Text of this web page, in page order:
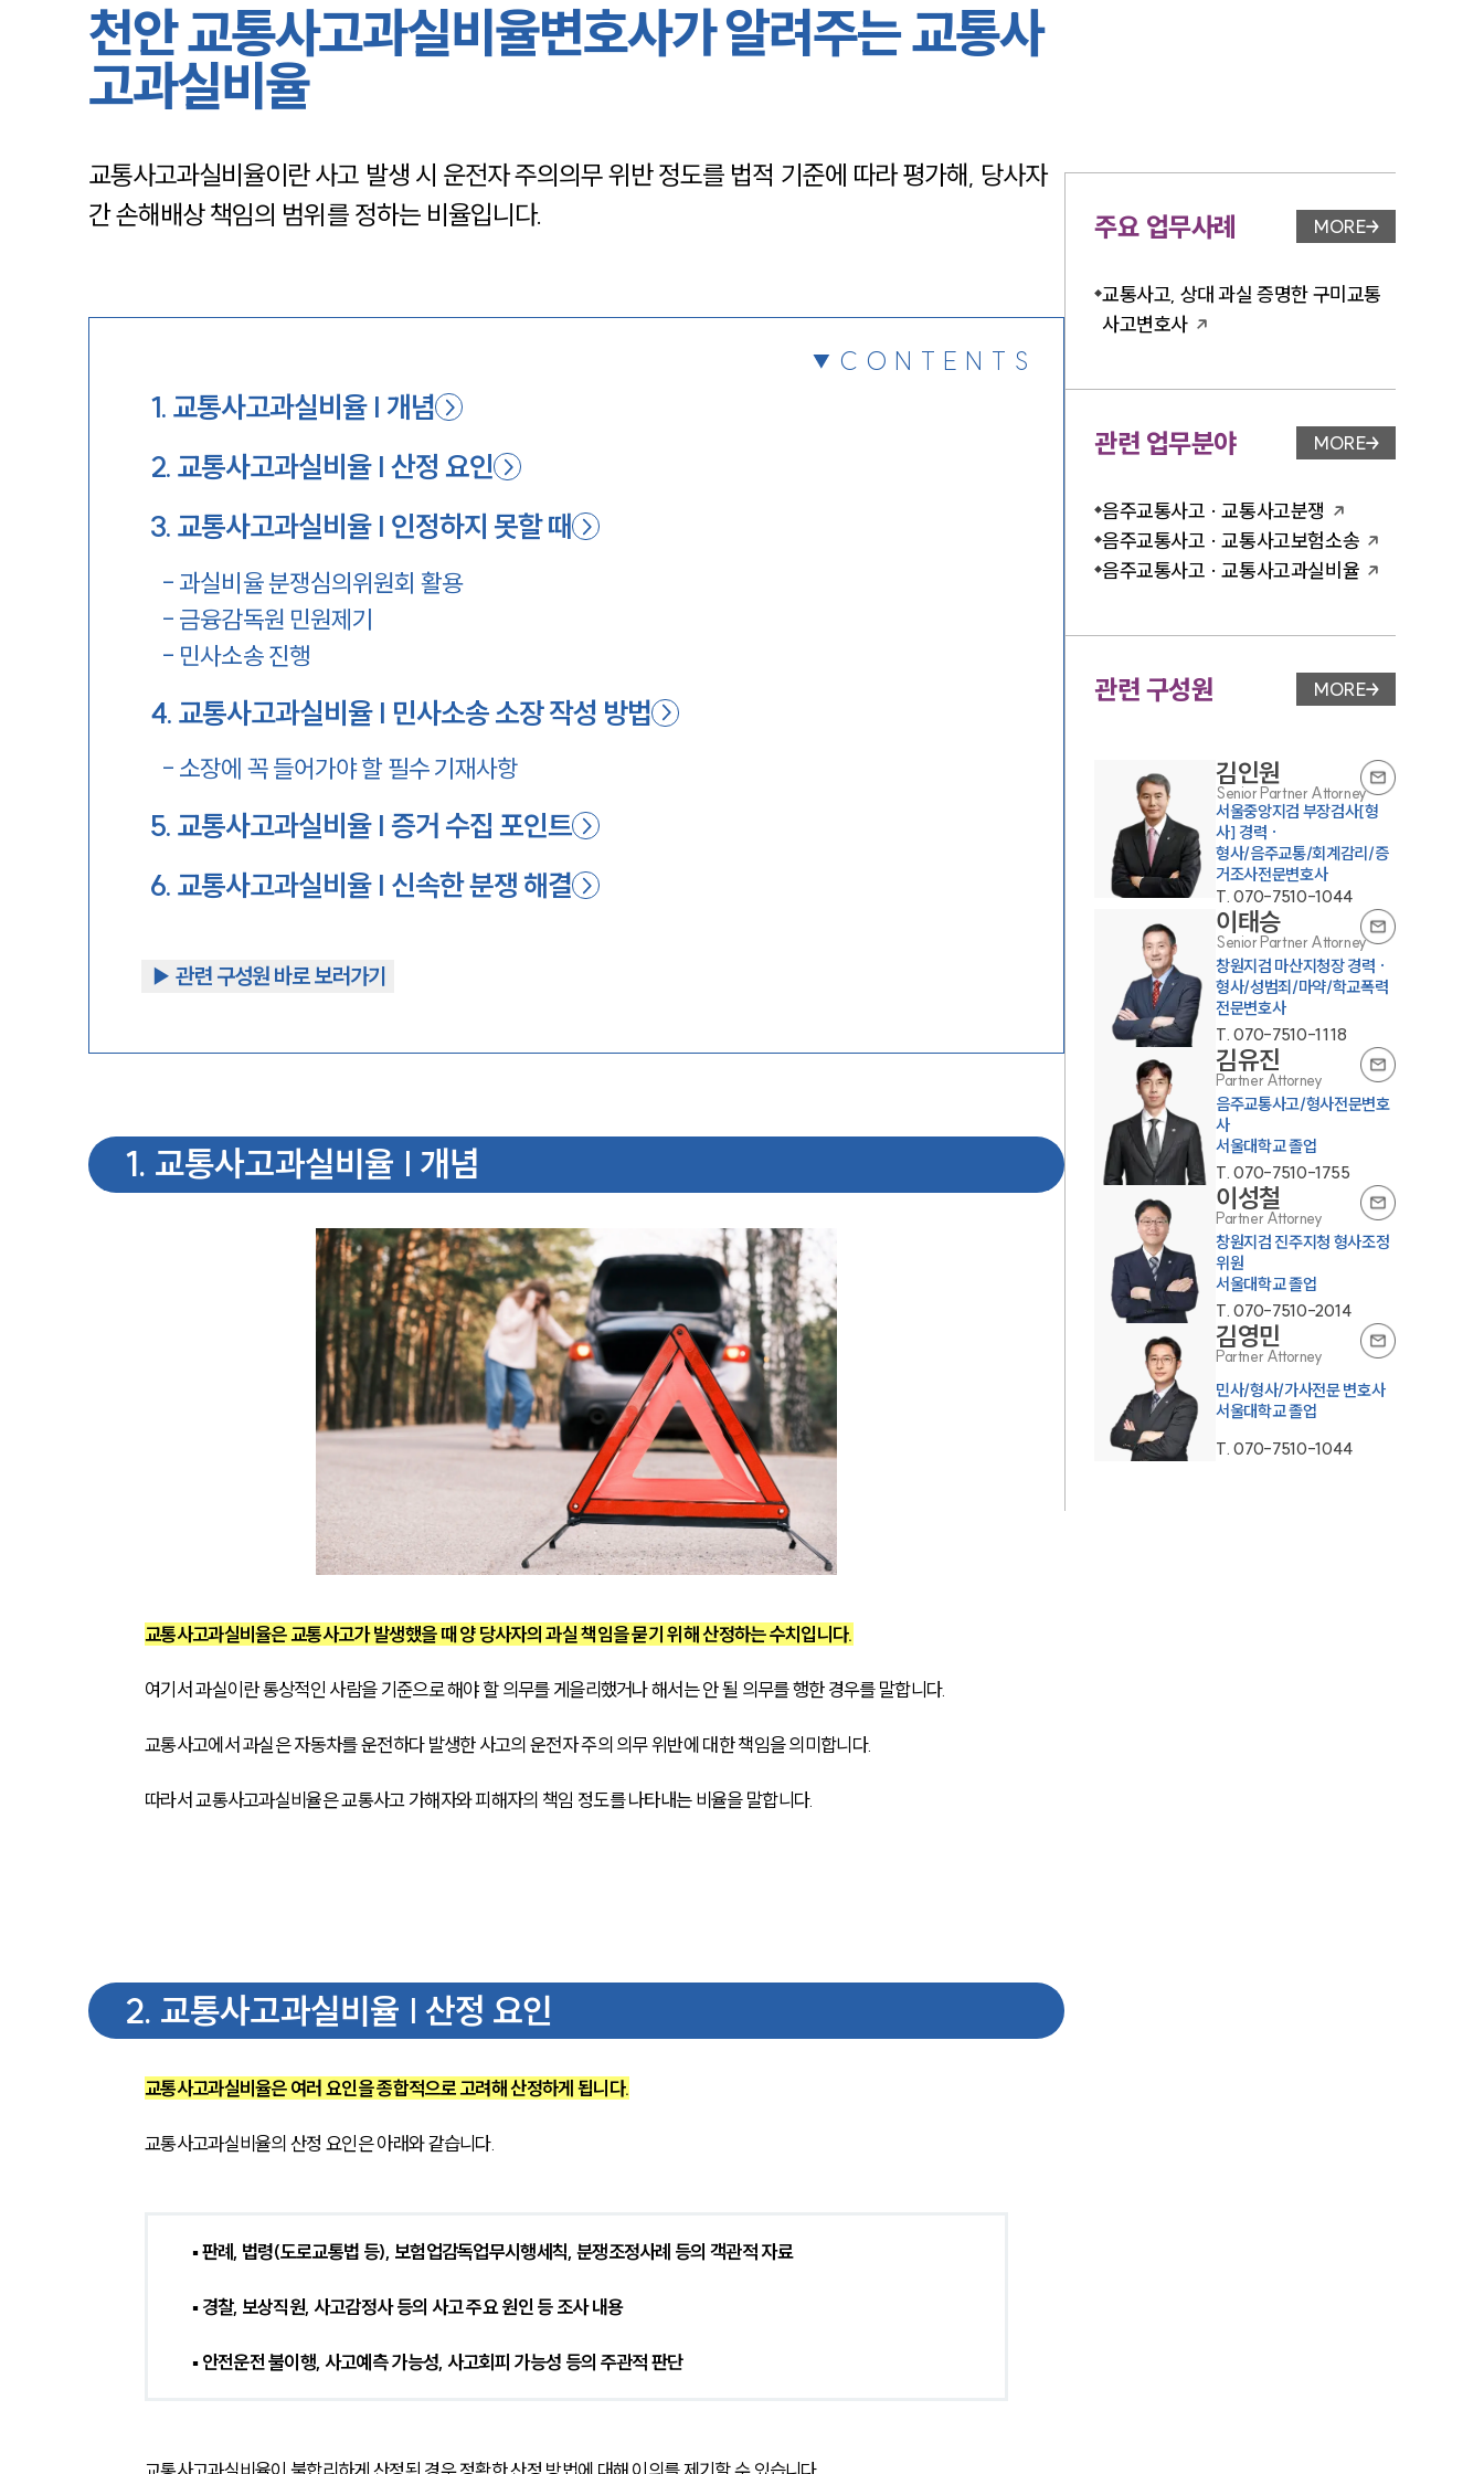
채용정보
천안 교통사고과실비율변호사가 알려주는 교통사
고과실비율
교통사고과실비율이란 사고 발생 시 운전자 주의의무 위반 정도를 법적 기준에 따라 평가해, 당사자
간 손해배상 책임의 범위를 정하는 비율입니다.
CONTENTS
1. 교통사고과실비율 | 개념
2. 교통사고과실비율 | 산정 요인
3. 교통사고과실비율 | 인정하지 못할 때
- 과실비율 분쟁심의위원회 활용
- 금융감독원 민원제기
- 민사소송 진행
4. 교통사고과실비율 | 민사소송 소장 작성 방법
- 소장에 꼭 들어가야 할 필수 기재사항
5. 교통사고과실비율 | 증거 수집 포인트
6. 교통사고과실비율 | 신속한 분쟁 해결
▶︎ 관련 구성원 바로 보러가기
1. 교통사고과실비율 | 개념
교통사고과실비율은 교통사고가 발생했을 때 양 당사자의 과실 책임을 묻기 위해 산정하는 수치입니다.
여기서 과실이란 통상적인 사람을 기준으로 해야 할 의무를 게을리했거나 해서는 안 될 의무를 행한 경우를 말합니다.
교통사고에서 과실은 자동차를 운전하다 발생한 사고의 운전자 주의 의무 위반에 대한 책임을 의미합니다.
따라서 교통사고과실비율은 교통사고 가해자와 피해자의 책임 정도를 나타내는 비율을 말합니다.
2. 교통사고과실비율 | 산정 요인
교통사고과실비율은 여러 요인을 종합적으로 고려해 산정하게 됩니다.
교통사고과실비율의 산정 요인은 아래와 같습니다.
▪ 판례, 법령(도로교통법 등), 보험업감독업무시행세칙, 분쟁조정사례 등의 객관적 자료
▪ 경찰, 보상직원, 사고감정사 등의 사고 주요 원인 등 조사 내용
▪ 안전운전 불이행, 사고예측 가능성, 사고회피 가능성 등의 주관적 판단
주요 업무사례 업무사례 페이지 이
MORE
교통사고, 상대 과실 증명한 구미교통
사고변호사
관련 업무분야 업무분야 페이지 이
MORE
음주교통사고 · 교통사고분쟁
음주교통사고 · 교통사고보험소송
음주교통사고 · 교통사고과실비율
관련 구성원 변호사 페이지 이동
MORE
김인원
Senior Partner Attorney
서울중앙지검 부장검사[형
사] 경력 ·
형사/음주교통/회계감리/증
거조사전문변호사
T.070-7510-1044
이태승
Senior Partner Attorney
창원지검 마산지청장 경력 ·
형사/성범죄/마약/학교폭력
전문변호사
T.070-7510-1118
김유진
Partner Attorney
음주교통사고/형사전문변호
사
서울대학교 졸업
T.070-7510-1755
이성철
Partner Attorney
창원지검 진주지청 형사조정
위원
서울대학교 졸업
T.070-7510-2014
김영민
Partner Attorney
민사/형사/가사전문 변호사
서울대학교 졸업
T.070-7510-1044